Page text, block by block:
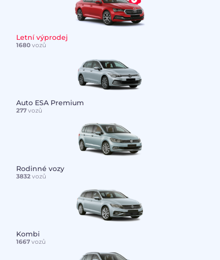
Letní výprodej
1680vozů
Auto ESA Premium
277vozů
Rodinné vozy
3832vozů
Kombi
1667vozů